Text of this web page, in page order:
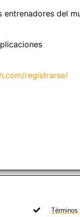
del
registrarse/